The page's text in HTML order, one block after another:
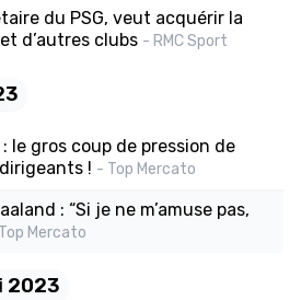
du PSG, veut acquérir la
d’autres clubs - RMC Sport
le gros coup de pression de
! - Top Mercato
: “Si je ne m’amuse pas,
Mercato
2023